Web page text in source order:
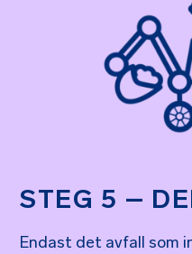
STEG 5 –
Endast det avfall som